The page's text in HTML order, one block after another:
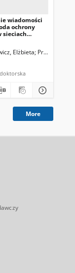
wiadomości
ochrony
sieciach
doktorska,
Elżbieta Promotor:
More